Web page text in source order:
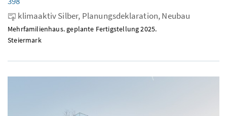
klimaaktiv Silber, Planungsdeklaration, Neubau
Mehrfamilienhaus. geplante Fertigstellung 2025.
Steiermark